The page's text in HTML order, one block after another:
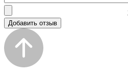
Добавить отзыв